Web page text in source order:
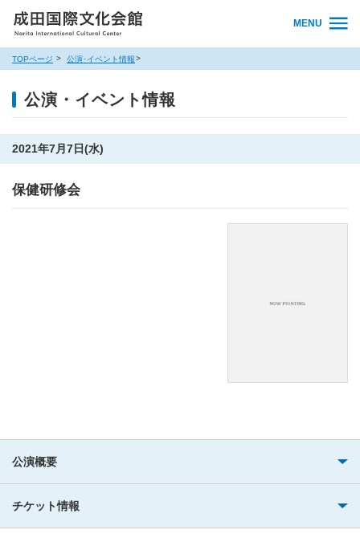
MENU
TOPページ 公演･イベント情報
公演・イベント情報
2021年7月7日(水)
保健研修会
公演概要
チケット情報